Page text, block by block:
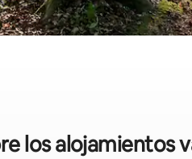
los alojamientos